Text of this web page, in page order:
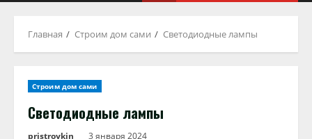
Главная Строим дом сами Светодиодные лампы
Строим дом сами
Светодиодные лампы
pristroykin_ 3 января 2024